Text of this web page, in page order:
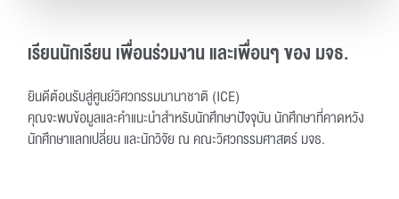
เรียนนักเรียน เพื่อนร่วมงาน และเพื่อนๆ ของ มจธ.
ยินดีต้อนรับสู่ศูนย์วิศวกรรมนานาชาติ (ICE)
คุณจะพบข้อมูลและคําแนะนําสําหรับนักศึกษาปัจจุบัน นักศึกษาที่คาดหวัง
นักศึกษาแลกเปลี่ยน และนักวิจัย ณ คณะวิศวกรรมศาสตร์ มจธ.